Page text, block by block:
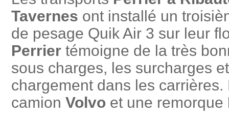
Tavernes ont installé un
de pesage Quik Air 3 sur leur
Perrier témoigne de la très
sous charges, les surcharges
chargement dans les
camion Volvo et une remorque